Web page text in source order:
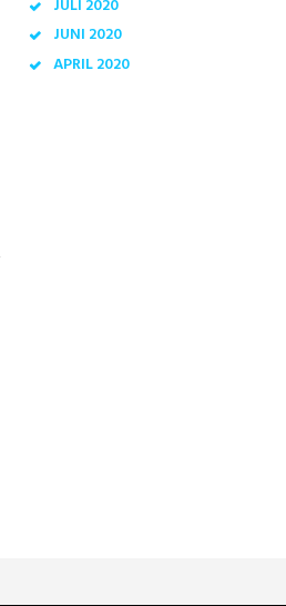
JULI 2020
JUNI 2020
APRIL2020